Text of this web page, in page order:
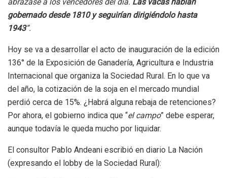
gobernado desde 1810 y seguirían dirigiéndolo hasta
1943”.
Hoy se va a desarrollar el acto de inauguración de la edición
136° de la Exposición de Ganadería, Agricultura e Industria
Internacional que organiza la Sociedad Rural. En lo que va
del año, la cotización de la soja en el mercado mundial
perdió cerca de 15%. ¿Habrá alguna rebaja de retenciones?
Por ahora, el gobierno indica que “el campo” debe esperar,
aunque todavía le queda mucho por liquidar.
El consultor Pablo Andeani escribió en diario La Nación
(expresando el lobby de la Sociedad Rural):